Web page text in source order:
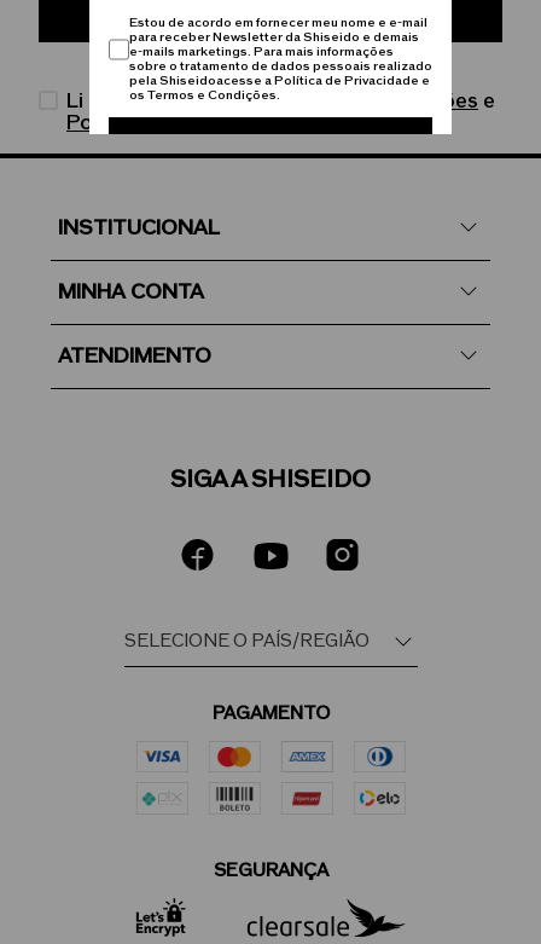
Estou de acordo em fornecer meu nome e e-mail
para receber Newsletter da Shiseido e demais
e-mails marketings. Para mais informações
sobre o tratamento de dados pessoais realizado
pela Shiseidoacesse a Política de Privacidade e
os Termos e Condições.
Enviar
Li e concordo com osTermos & Condições e
Política de Privacidade.
INSTITUCIONAL
MINHA CONTA
ATENDIMENTO
SIGA A SHISEIDO
PAGAMENTO
SEGURANÇA